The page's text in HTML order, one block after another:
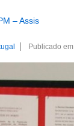
– Assis
Publicado em